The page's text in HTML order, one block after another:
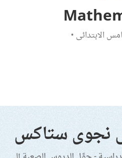
الابتدائي •
نجوى ستاكس